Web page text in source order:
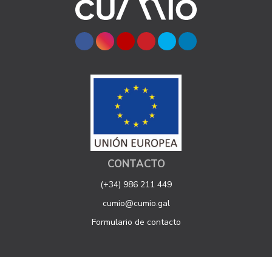
CONTACTO
(+34) 986 211 449
cumio@cumio.gal
Formulario de contacto